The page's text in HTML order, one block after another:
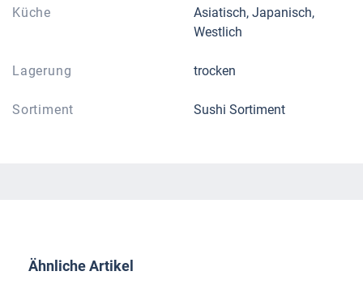
Küche
Asiatisch, Japanisch,
Westlich
Lagerung trocken
Sortiment Sushi Sortiment
Produktgalerie überspringen
Ähnliche Artikel